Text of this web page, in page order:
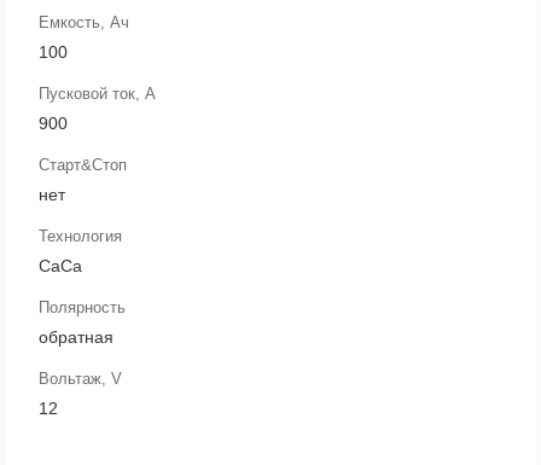
Емкость, Ач
100
Пусковой ток, А
900
Старт&Стоп
нет
Технология
CaCa
Полярность
обратная
Вольтаж, V
12